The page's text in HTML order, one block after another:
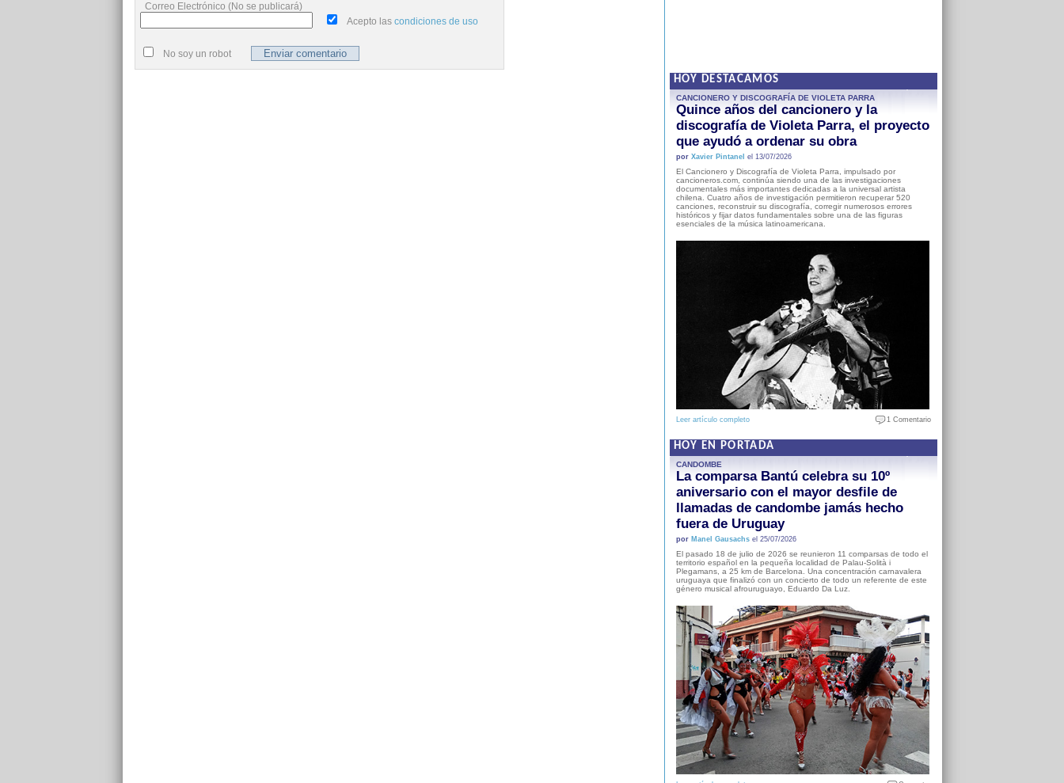
Correo Electrónico (No se publicará)
Acepto las condiciones de uso
No soy un robot
HOY DESTACAMOS
CANCIONERO Y DISCOGRAFÍA DE VIOLETA PARRA
Quince años del cancionero y la
discografía de Violeta Parra, el proyecto
que ayudó a ordenar su obra
por Xavier Pintanel el 13/07/2026
El Cancionero y Discografía de Violeta Parra, impulsado por
cancioneros.com, continúa siendo una de las investigaciones
documentales más importantes dedicadas a la universal artista
chilena. Cuatro años de investigación permitieron recuperar 520
canciones, reconstruir su discografía, corregir numerosos errores
históricos y fijar datos fundamentales sobre una de las figuras
esenciales de la música latinoamericana.
Leer artículo completo 1 Comentario
HOY EN PORTADA
CANDOMBE
La comparsa Bantú celebra su 10º
aniversario con el mayor desfile de
llamadas de candombe jamás hecho
fuera de Uruguay
por Manel Gausachsel 25/07/2026
El pasado 18 de julio de 2026 se reunieron 11 comparsas de todo el
territorio español en la pequeña localidad de Palau-Solità i
Plegamans, a 25 km de Barcelona. Una concentración carnavalera
uruguaya que finalizó con un concierto de todo un referente de este
género musical afrouruguayo, Eduardo Da Luz.